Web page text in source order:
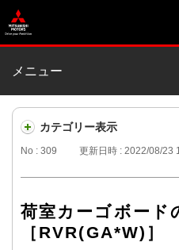
メニュー
カテゴリー表示
No : 309 更新日時 : 2022/08/23
荷室カーゴボード
［RVR(GA*W)］